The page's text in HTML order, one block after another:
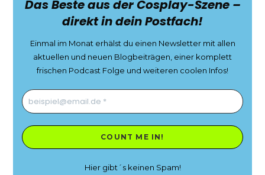
Das Beste aus der Cosplay-Szene –
direkt in dein Postfach!
Einmal im Monat erhälst du einen Newsletter mit allen
aktuellen und neuen Blogbeiträgen, einer komplett
frischen Podcast Folge und weiteren coolen Infos!
Hier gibt´s keinen Spam!